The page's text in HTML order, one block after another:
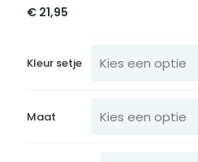
€ 21,95
Kleur setje
Maat